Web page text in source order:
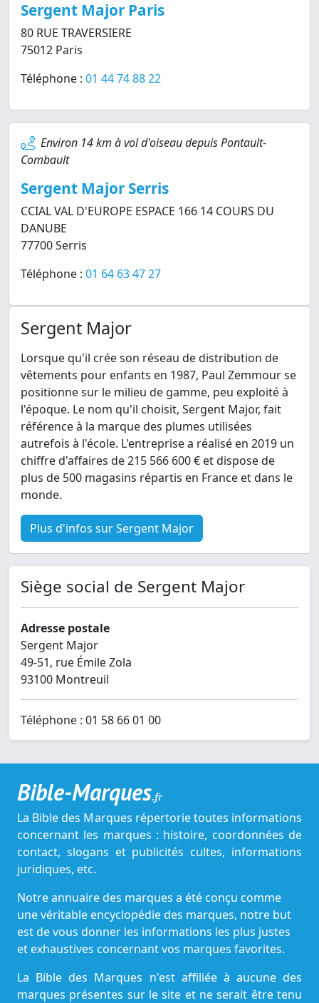
Sergent Major Paris
80 RUE TRAVERSIERE
75012 Paris
Téléphone : 01 44 74 88 22
Environ 14 km à vol d'oiseau depuis Pontault-
Combault
Sergent Major Serris
CCIAL VAL D'EUROPE ESPACE 166 14 COURS DU
DANUBE
77700 Serris
Téléphone : 01 64 63 47 27
Sergent Major
Lorsque qu'il crée son réseau de distribution de
vêtements pour enfants en 1987, Paul Zemmour se
positionne sur le milieu de gamme, peu exploité à
l'époque. Le nom qu'il choisit, Sergent Major, fait
référence à la marque des plumes utilisées
autrefois à l'école. L'entreprise a réalisé en 2019 un
chiffre d'affaires de 215 566 600 € et dispose de
plus de 500 magasins répartis en France et dans le
monde.
Plus d'infos sur Sergent Major
Siège social de Sergent Major
Adresse postale
Sergent Major
49-51, rue Émile Zola
93100 Montreuil
Téléphone : 01 58 66 01 00
Bible-Marques.fr
La Bible des Marques répertorie toutes informations
concernant les marques : histoire, coordonnées de
contact, slogans et publicités cultes, informations
juridiques, etc.
Notre annuaire des marques a été conçu comme
une véritable encyclopédie des marques, notre but
est de vous donner les informations les plus justes
et exhaustives concernant vos marques favorites.
La Bible des Marques n'est affiliée à aucune des
marques présentes sur le site et ne serait être tenu